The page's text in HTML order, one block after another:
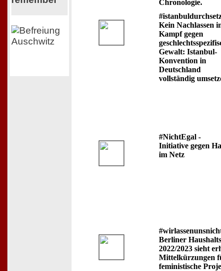
Chronologie.
Kein Nachlassen
Kampf gegen
Gewalt: Istanbul-
Konvention in
Deutschland
vollständig
#NichtEgal -
Initiative gegen
im Netz
Berliner
2022/2023 sieht
Mittelkürzungen
feministische